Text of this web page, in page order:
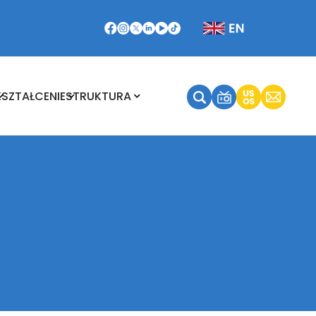
STRUKTURA